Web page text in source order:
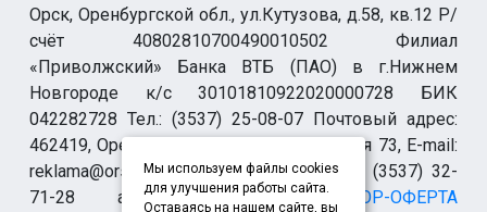
Орск, Оренбургской обл., ул.Кутузова, д.58, кв.12 Р/
счёт 40802810700490010502 Филиал
«Приволжский» Банка ВТБ (ПАО) в г.Нижнем
Новгороде к/с 30101810922020000728 БИК
042282728 Тел.: (3537) 25-08-07 Почтовый адрес:
462419, Оренбургская обл., г. Орск-19 а/я 73, E-mail:
reklama@orsk.ru ТЕЛЕФОН МОДЕРАЦИИ (3537) 32-
71-28 allsupport@orsk.ruДОГОВОР-ОФЕРТА
Мы используем файлы cookies
для улучшения работы сайта.
Оставаясь на нашем сайте, вы